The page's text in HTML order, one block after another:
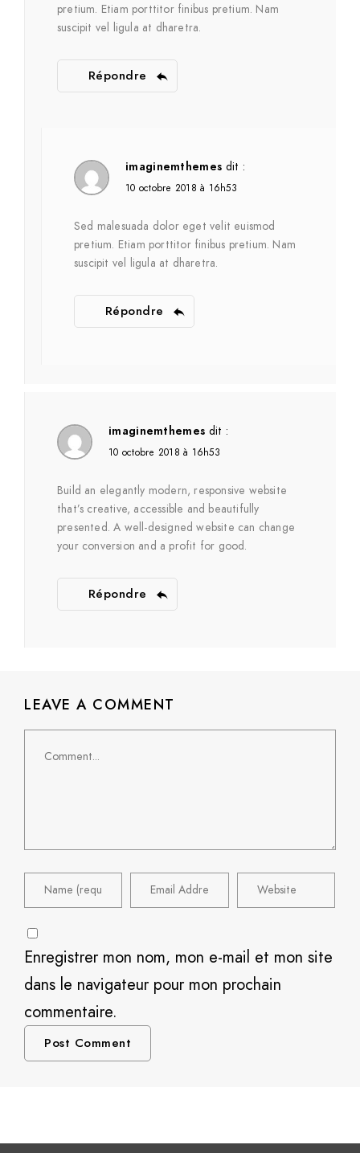
pretium. Etiam porttitor finibus pretium. Nam
suscipit vel ligula at dharetra.
Répondre
imaginemthemes dit :
10 octobre 2018 à 16h53
Sed malesuada dolor eget velit euismod
pretium. Etiam porttitor finibus pretium. Nam
suscipit vel ligula at dharetra.
Répondre
imaginemthemes dit :
10 octobre 2018 à 16h53
Build an elegantly modern, responsive website
that’s creative, accessible and beautifully
presented. A well-designed website can change
your conversion and a profit for good.
Répondre
LEAVE A COMMENT
Enregistrer mon nom, mon e-mail et mon site
dans le navigateur pour mon prochain
commentaire.